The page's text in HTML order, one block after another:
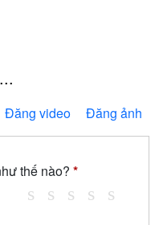
Đăng video Đăng ảnh
thế nào? *